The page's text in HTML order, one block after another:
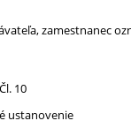
zamestnanec
Čl. 10
ustanovenie